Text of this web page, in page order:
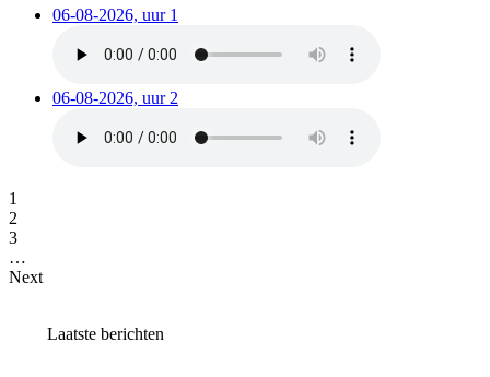
06-08-2026, uur 1
06-08-2026, uur 2
1
2
3
…
Next
Laatste berichten